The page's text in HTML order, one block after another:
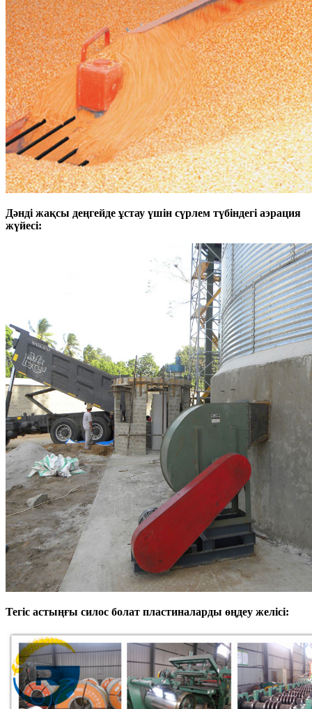
Дәнді жақсы деңгейде ұстау үшін сүрлем түбіндегі аэрация
жүйесі:
Тегіс астыңғы силос болат пластиналарды өңдеу желісі: